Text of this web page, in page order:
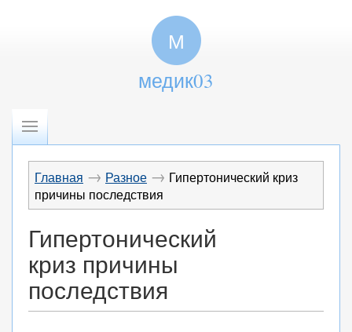
М
медик03
Главная → Разное → Гипертонический криз
причины последствия
Гипертонический
криз причины
последствия